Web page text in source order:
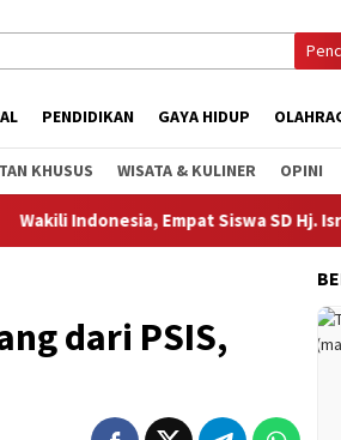
PENDIDIKAN GAYA HIDUP
KHUSUS WISATA & KULINER OPINI
Empat Siswa SD Hj. Isriati
dari PSIS,